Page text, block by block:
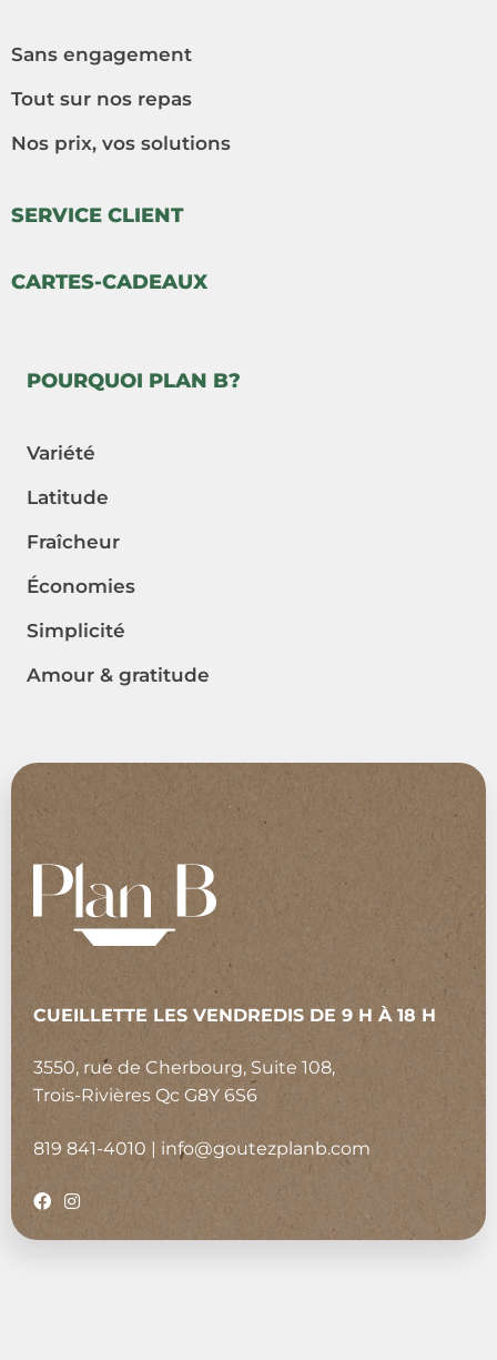
Sans engagement
Tout sur nos repas
Nos prix, vos solutions
SERVICE CLIENT
CARTES-CADEAUX
POURQUOI PLAN B?
Variété
Latitude
Fraîcheur
Économies
Simplicité
Amour & gratitude
CUEILLETTE LES VENDREDIS DE 9 H À 18 H
3550, rue de Cherbourg, Suite 108,
Trois-Rivières Qc G8Y 6S6
819 841-4010 | info@goutezplanb.com